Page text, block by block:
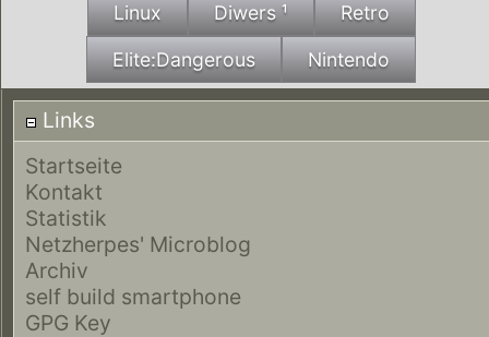
Linux Diwers ¹ Retro
Elite:Dangerous Nintendo
Links
Startseite
Kontakt
Statistik
Netzherpes' Microblog
Archiv
self build smartphone
GPG Key